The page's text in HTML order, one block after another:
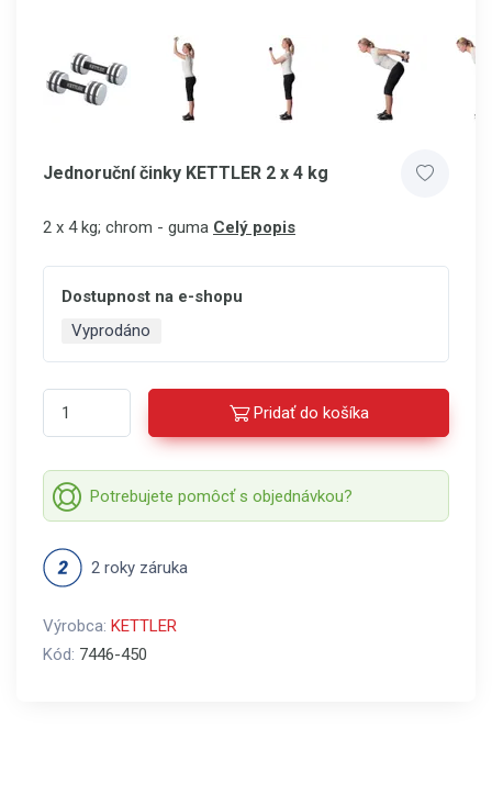
Jednoruční činky KETTLER 2 x 4 kg
2 x 4 kg; chrom - guma Celý popis
Dostupnost na e-shopu
Vyprodáno
Pridať do košíka
Potrebujete pomôcť s objednávkou?
2 roky záruka
Výrobca: KETTLER
Kód: 7446-450